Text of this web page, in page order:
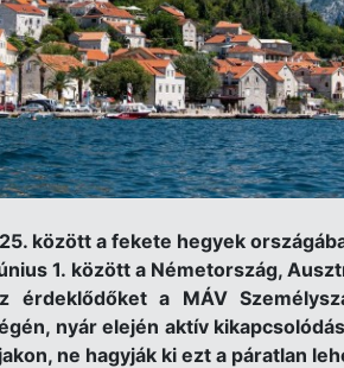
között a fekete hegyek
1. között a Németország,
érdeklődőket a MÁV
nyár elején aktív
ne hagyják ki ezt a páratlan